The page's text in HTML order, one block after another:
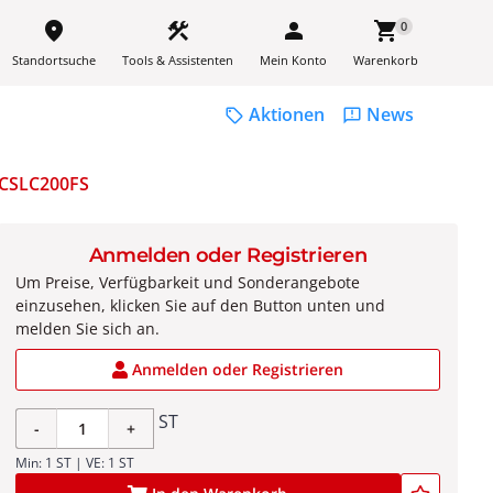
place
Standortsuche
construction
Tools & Assistenten
person
Mein Konto
shopping_cart0
Warenkorb
sell Aktionen feedback News
Anmelden oder Registrieren
Um Preise, Verfügbarkeit und Sonderangebote
einzusehen, klicken Sie auf den Button unten und
melden Sie sich an.
Anmelden oder Registrieren
- + ST
Min: 1 ST | VE: 1 ST